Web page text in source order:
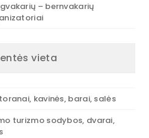
– bernvakarių
vieta
kavinės, barai, salės
turizmo sodybos, dvarai,